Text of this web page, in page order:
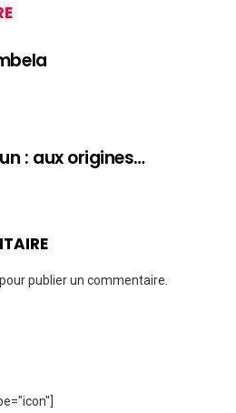
: aux origines…
pour publier un commentaire.